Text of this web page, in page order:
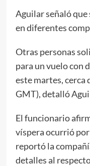
Aguilar señaló que
en diferentes
Otras personas
para un vuelo con
este martes, cerca
GMT), detalló
El funcionario
víspera ocurrió
reportó la
detalles al